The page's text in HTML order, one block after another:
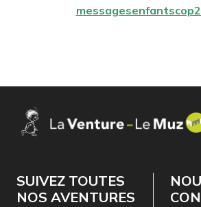
SUIVEZ TOUTES
NOS AVENTURES